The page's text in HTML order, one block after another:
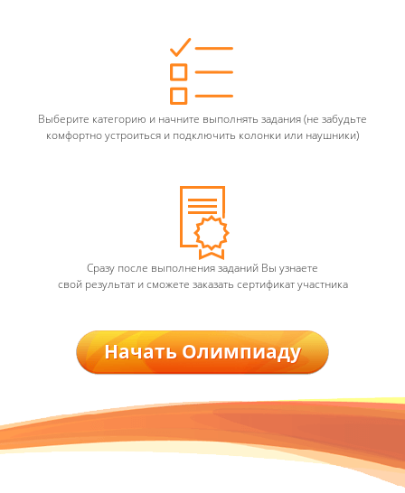
Выберите категорию и начните выполнять задания (не забудьте
комфортно устроиться и подключить колонки или наушники)
Сразу после выполнения заданий Вы узнаете
свой результат и сможете заказать сертификат участника
Начать Олимпиаду